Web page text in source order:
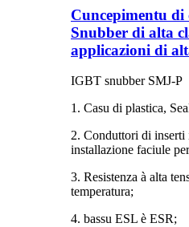
Cuncepimentu
Snubber di alta
applicazioni di
IGBT snubber SMJ-P
1. Casu di plastica,
2. Conduttori di inserti
installazione faciule
3. Resistenza à alta
temperatura;
4. bassu ESL è ESR;